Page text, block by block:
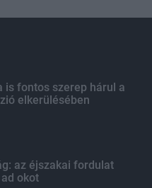
is fontos szerep hárul a
elkerülésében
az éjszakai fordulat
okot